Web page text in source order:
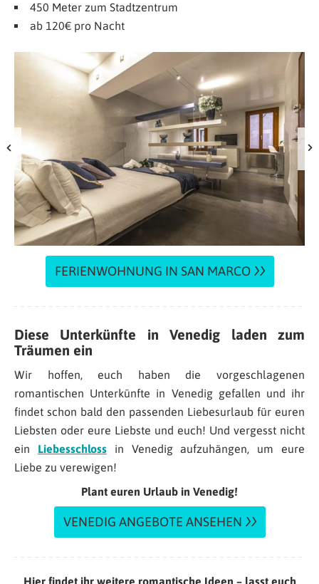
450 Meter zum Stadtzentrum
ab 120€ pro Nacht
FERIENWOHNUNG IN SAN MARCO
Diese Unterkünfte in Venedig laden zum
Träumen ein
Wir hoffen, euch haben die vorgeschlagenen
romantischen Unterkünfte in Venedig gefallen und ihr
findet schon bald den passenden Liebesurlaub für euren
Liebsten oder eure Liebste und euch! Und vergesst nicht
ein Liebesschlossin Venedig aufzuhängen, um eure
Liebe zu verewigen!
Plant euren Urlaub in Venedig!
VENEDIG ANGEBOTE ANSEHEN